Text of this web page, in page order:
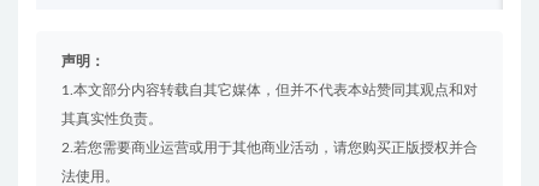
声明：
1.本文部分内容转载自其它媒体，但并不代表本站赞同其观点和对
其真实性负责。
2.若您需要商业运营或用于其他商业活动，请您购买正版授权并合
法使用。